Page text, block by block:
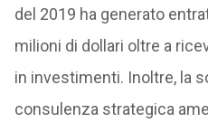
del 2019 ha generato
milioni di dollari oltre a
in investimenti. Inoltre, la
consulenza strategica